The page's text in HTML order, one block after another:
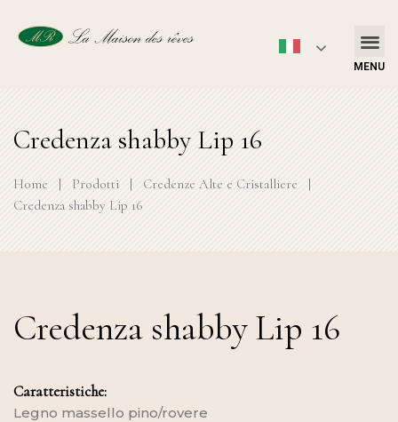
MENU
Credenza shabby Lip 16
Home | Prodotti | Credenze Alte e Cristalliere
|
Credenza shabby Lip 16
Credenza shabby Lip 16
Caratteristiche:
Legno massello pino/rovere